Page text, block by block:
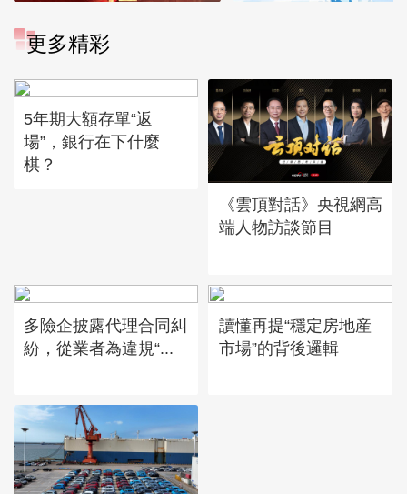
更多精彩
5年期大額存單“返
場”，銀行在下什麼
棋？
《雲頂對話》央視網高
端人物訪談節目
多險企披露代理合同糾
紛，從業者為違規“...
讀懂再提“穩定房地産
市場”的背後邏輯